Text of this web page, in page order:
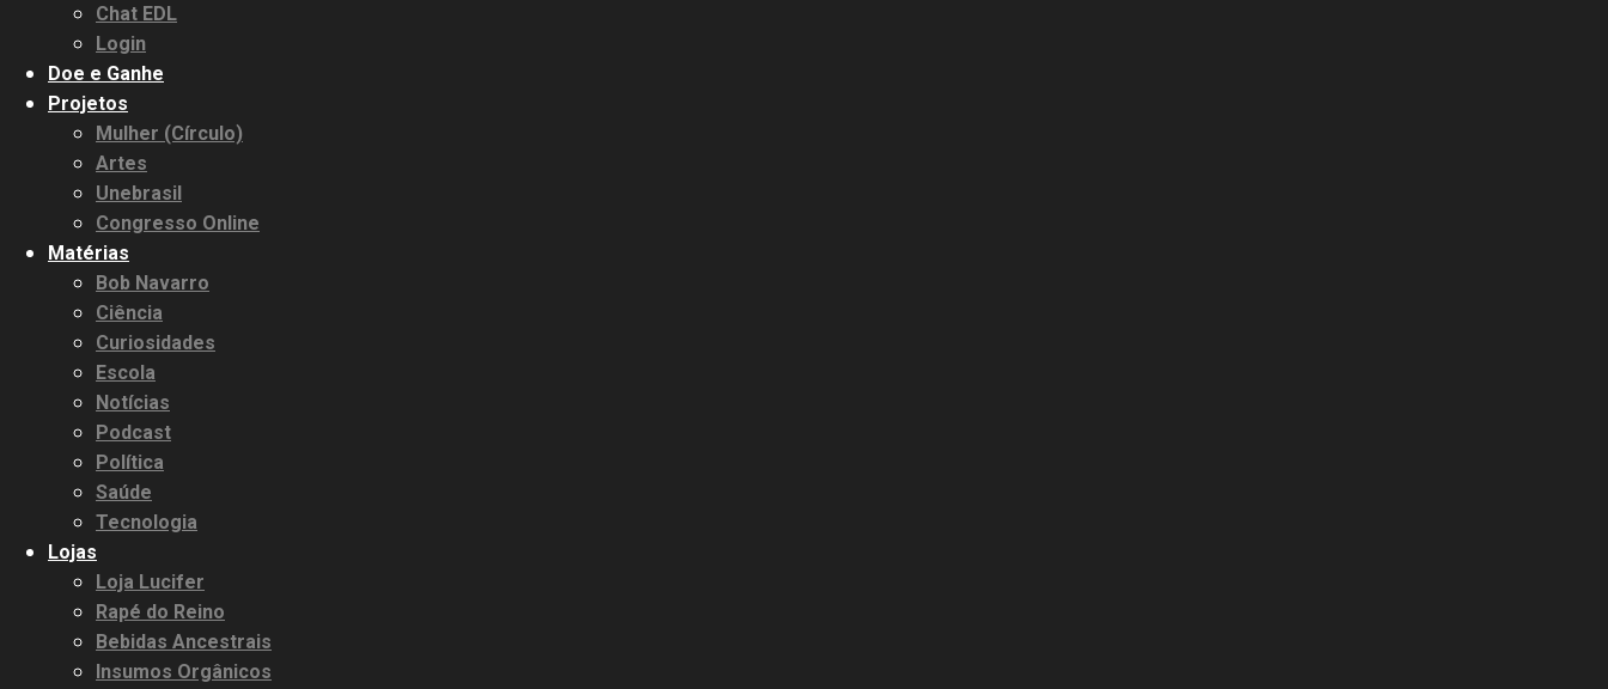
Chat EDL
Login
Doe e Ganhe
Projetos
Mulher (Círculo)
Artes
Unebrasil
Congresso Online
Matérias
Bob Navarro
Ciência
Curiosidades
Escola
Notícias
Podcast
Política
Saúde
Tecnologia
Lojas
Loja Lucifer
Rapé do Reino
Bebidas Ancestrais
Insumos Orgânicos